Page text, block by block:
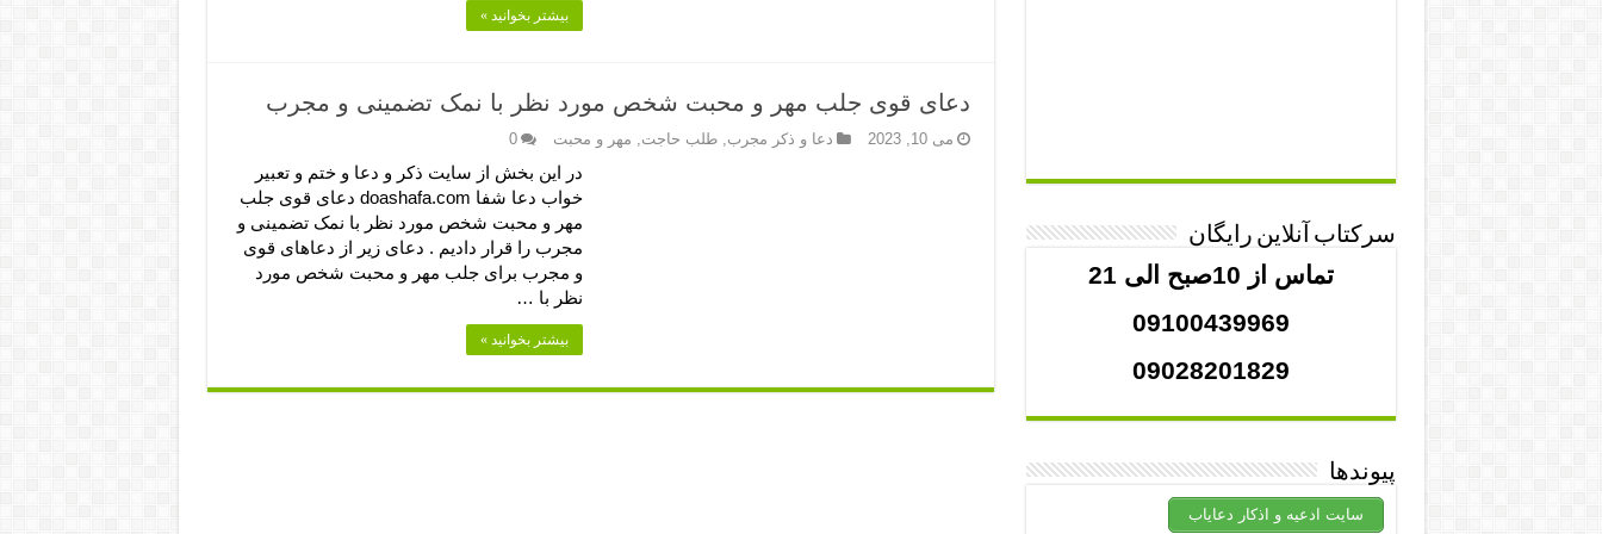
بیشتر بخوانید »
دعای قوی جلب مهر و محبت شخص مورد نظر با نمک تضمینی و مجرب
می 10, 2023 دعا و ذکر مجرب,طلب حاجت, مهر و محبت 0
در این بخش از سایت ذکر و دعا و ختم و تعبیر
خواب دعا شفا doashafa.com دعای قوی جلب
مهر و محبت شخص مورد نظر با نمک تضمینی و
مجرب را قرار دادیم . دعای زیر از دعاهای قوی
و مجرب برای جلب مهر و محبت شخص مورد
نظر با …
بیشتر بخوانید »
سرکتاب آنلاین رایگان
تماس از 10صبح الی 21
09100439969
09028201829
پیوندها
سایت ادعیه و اذکار دعایاب